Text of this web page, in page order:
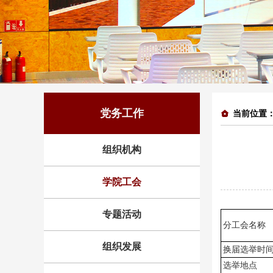
党务工作
组织机构
学院工会
专题活动
组织发展
当前位置
分工会名称
换届选举时
选举地点